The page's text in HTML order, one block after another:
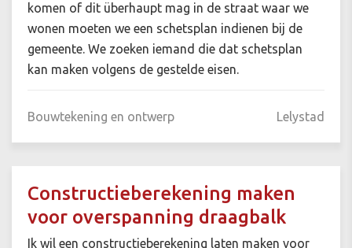
komen of dit überhaupt mag in de straat waar we
wonen moeten we een schetsplan indienen bij de
gemeente. We zoeken iemand die dat schetsplan
kan maken volgens de gestelde eisen.
Bouwtekening en ontwerp Lelystad
Constructieberekening maken
voor overspanning draagbalk
Ik wil een constructieberekening laten maken voor